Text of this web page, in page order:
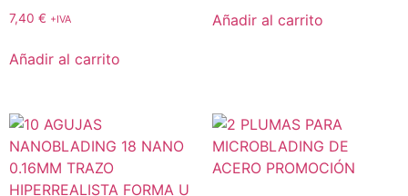
7,40 € +IVA
Añadir al carrito
Añadir al carrito